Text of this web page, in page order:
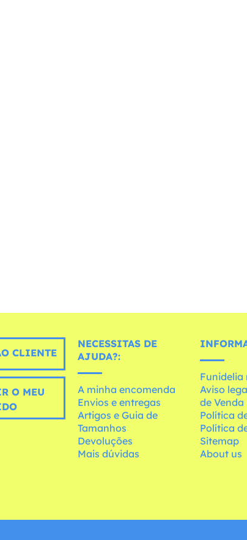
CLIENTE
O MEU
NECESSITAS DE
AJUDA?:
A minha encomenda
Envios e entregas
Artigos e Guia de
Tamanhos
Devoluções
Mais dúvidas
Funidelia
Aviso
de Venda
Política
Política
Sitemap
About us